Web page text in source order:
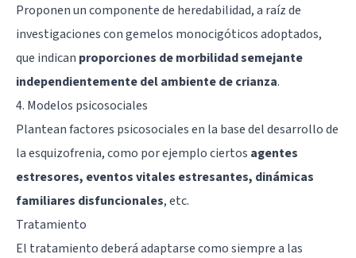
Proponen un componente de heredabilidad, a raíz de
investigaciones con gemelos monocigóticos adoptados,
que indican proporciones de morbilidad semejante
independientemente del ambiente de crianza.
4. Modelos psicosociales
Plantean factores psicosociales en la base del desarrollo de
la esquizofrenia, como por ejemplo ciertos agentes
estresores, eventos vitales estresantes, dinámicas
familiares disfuncionales, etc.
Tratamiento
El tratamiento deberá adaptarse como siempre a las